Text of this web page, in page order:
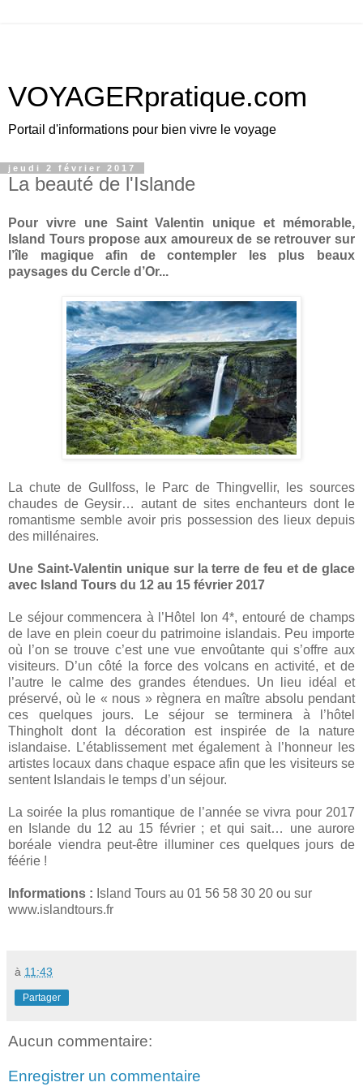
VOYAGERpratique.com
Portail d'informations pour bien vivre le voyage
jeudi 2 février 2017
La beauté de l'Islande
Pour vivre une Saint Valentin unique et mémorable,
Island Tours propose aux amoureux de se retrouver sur
l’île magique afin de contempler les plus beaux
paysages du Cercle d’Or...
La chute de Gullfoss, le Parc de Thingvellir, les sources
chaudes de Geysir… autant de sites enchanteurs dont le
romantisme semble avoir pris possession des lieux depuis
des millénaires.
Une Saint-Valentin unique sur la terre de feu et de glace
avec Island Tours du 12 au 15 février 2017
Le séjour commencera à l’Hôtel Ion 4*, entouré de champs
de lave en plein coeur du patrimoine islandais. Peu importe
où l’on se trouve c’est une vue envoûtante qui s’offre aux
visiteurs. D’un côté la force des volcans en activité, et de
l’autre le calme des grandes étendues. Un lieu idéal et
préservé, où le « nous » règnera en maître absolu pendant
ces quelques jours. Le séjour se terminera à l’hôtel
Thingholt dont la décoration est inspirée de la nature
islandaise. L’établissement met également à l’honneur les
artistes locaux dans chaque espace afin que les visiteurs se
sentent Islandais le temps d’un séjour.
La soirée la plus romantique de l’année se vivra pour 2017
en Islande du 12 au 15 février ; et qui sait… une aurore
boréale viendra peut-être illuminer ces quelques jours de
féérie !
Informations : Island Tours au 01 56 58 30 20 ou sur
www.islandtours.fr
à 11:43
Partager
Aucun commentaire:
Enregistrer un commentaire